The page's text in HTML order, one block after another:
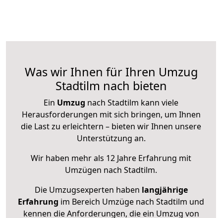
Was wir Ihnen für Ihren Umzug
Stadtilm nach bieten
Ein Umzug nach Stadtilm kann viele
Herausforderungen mit sich bringen, um Ihnen
die Last zu erleichtern – bieten wir Ihnen unsere
Unterstützung an.
Wir haben mehr als 12 Jahre Erfahrung mit
Umzügen nach Stadtilm.
Die Umzugsexperten haben langjährige
Erfahrung im Bereich Umzüge nach Stadtilm und
kennen die Anforderungen, die ein Umzug von